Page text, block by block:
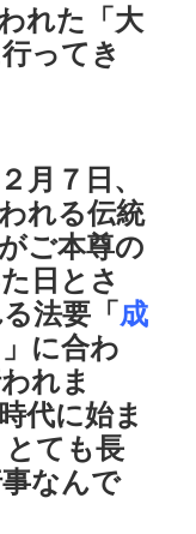
れた「大
ってき
月７日、
れる伝統
ご本尊の
日とさ
法要「成
」に合わ
れま
代に始ま
ても長
なんで